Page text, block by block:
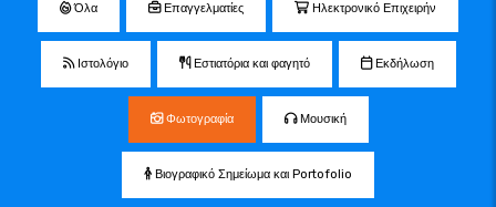
Όλα Επαγγελματίες Ηλεκτρονικό Επιχειρήν
Ιστολόγιο Εστιατόρια και φαγητό Εκδήλωση
Φωτογραφία Μουσική
Βιογραφικό Σημείωμα και Portofolio